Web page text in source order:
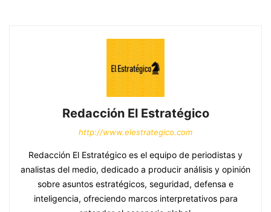
Redacción El Estratégico
http://www.elestrategico.com
Redacción El Estratégico es el equipo de periodistas y
analistas del medio, dedicado a producir análisis y opinión
sobre asuntos estratégicos, seguridad, defensa e
inteligencia, ofreciendo marcos interpretativos para